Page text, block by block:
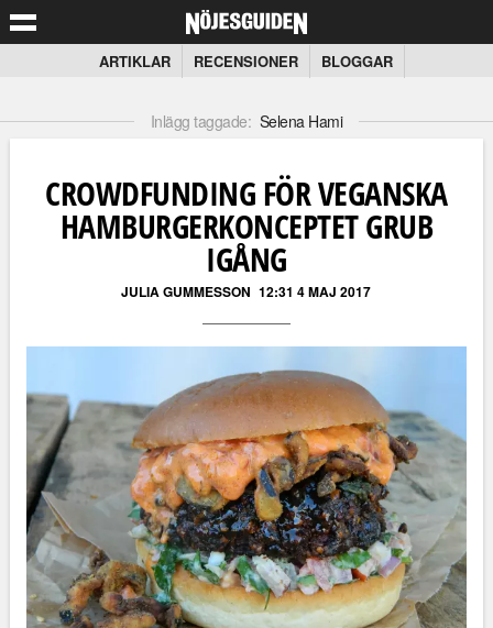
ARTIKLAR RECENSIONER BLOGGAR
Inlägg taggade: Selena Hami
CROWDFUNDING FÖR VEGANSKA
HAMBURGERKONCEPTET GRUB
IGÅNG
JULIA GUMMESSON 12:31 4 MAJ 2017